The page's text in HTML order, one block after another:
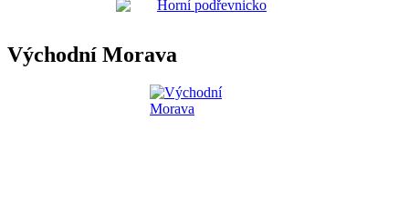
Východní Morava